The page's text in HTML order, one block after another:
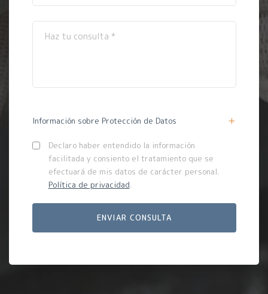
Información sobre Protección de Datos
Declaro haber entendido la información
facilitada y consiento el tratamiento que se
efectuará de mis datos de carácter personal.
Política de privacidad.